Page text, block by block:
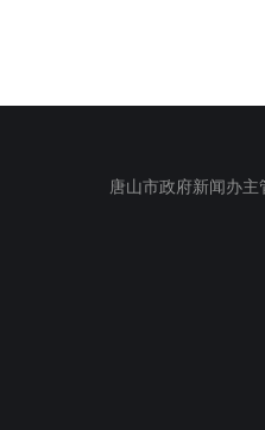
唐山市政府新闻办